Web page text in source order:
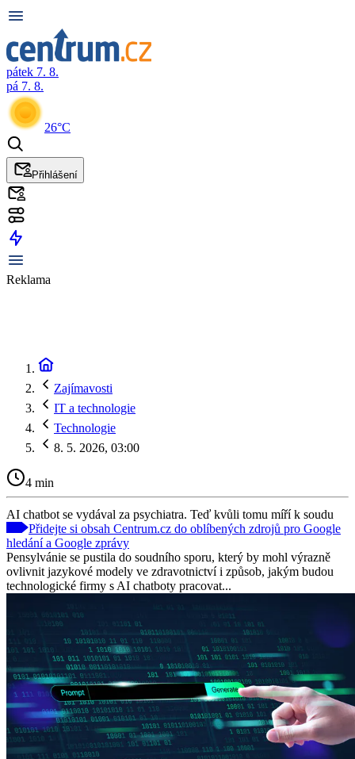
pátek 7. 8.
pá 7. 8.
26°C
Přihlášení
Reklama
Zajímavosti
IT a technologie
Technologie
8. 5. 2026, 03:00
4 min
AI chatbot se vydával za psychiatra. Teď kvůli tomu míří k soudu
Přidejte si obsah Centrum.cz do oblíbených zdrojů pro Google
hledání a Google zprávy
Pensylvánie se pustila do soudního sporu, který by mohl výrazně
ovlivnit jazykové modely ve zdravotnictví i způsob, jakým budou
technologické firmy s AI chatboty pracovat...